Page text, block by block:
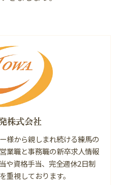
株式会社
様から親しまれ続ける練馬の
業職と事務職の新卒求人情報
や資格手当、完全週休2日制
重視しております。